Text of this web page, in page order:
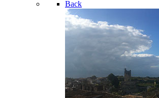
Back